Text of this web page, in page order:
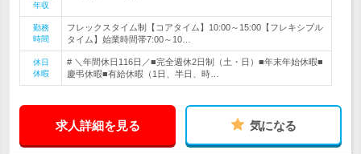
年収
勤務
時間
フレックスタイム制【コアタイム】10:00～15:00【フレキシブル
タイム】始業時間帯7:00～10…
休日
休暇
# ＼年間休日116日／■完全週休2日制（土・日）■年末年始休暇■
慶弔休暇■有給休暇（1日、半日、時…
求人詳細を見る 気になる